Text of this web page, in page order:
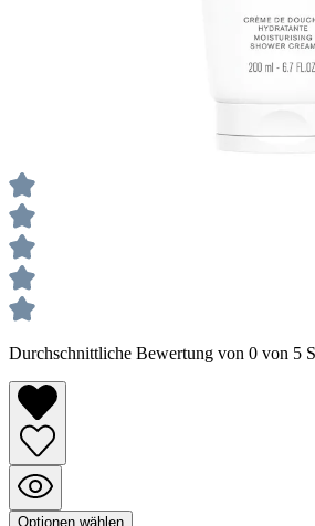
Durchschnittliche Bewertung von 0 von 5
Optionen wählen